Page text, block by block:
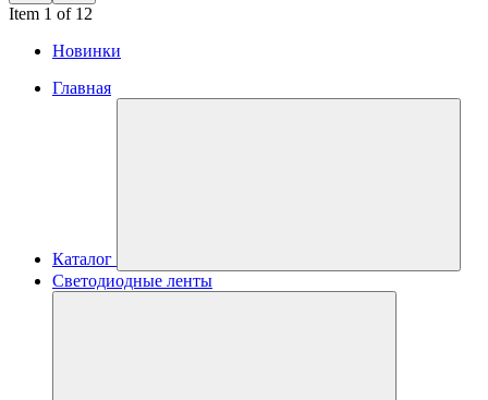
Item 1 of 12
Новинки
Главная
Каталог
Светодиодные ленты